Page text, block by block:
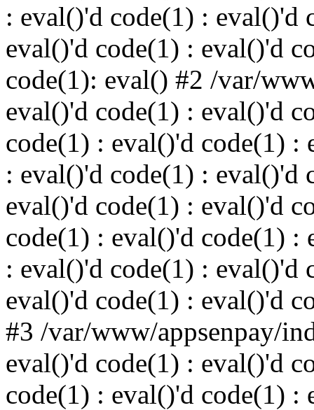
: eval()'d code(1) : eval()'d
eval()'d code(1) : eval()'d
code(1): eval() #2 /var/
eval()'d code(1) : eval()'d
code(1) : eval()'d code(1) :
: eval()'d code(1) : eval()'d
eval()'d code(1) : eval()'d
code(1) : eval()'d code(1) :
: eval()'d code(1) : eval()'d
eval()'d code(1) : eval()'d
#3 /var/www/appsenpay/
eval()'d code(1) : eval()'d
code(1) : eval()'d code(1) :